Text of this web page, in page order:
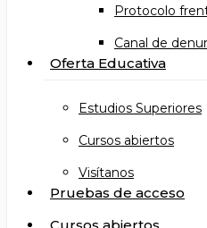
Protocolo
Canal de
Oferta Educativa
Estudios Superiores
Cursos abiertos
Visítanos
Pruebas de acceso